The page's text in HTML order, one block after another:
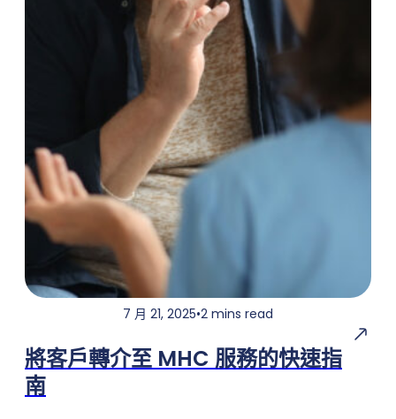
7 月 21, 2025•2 mins read
將客戶轉介至 MHC 服務的快速指
南